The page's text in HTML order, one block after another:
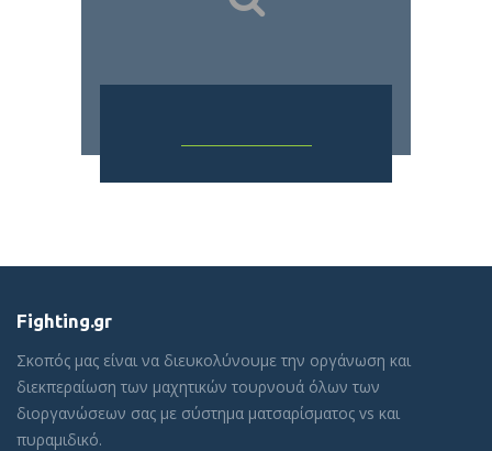
Fighting.gr
Σκοπός μας είναι να διευκολύνουμε την οργάνωση και
διεκπεραίωση των μαχητικών τουρνουά όλων των
διοργανώσεων σας με σύστημα ματσαρίσματος vs και
πυραμιδικό.